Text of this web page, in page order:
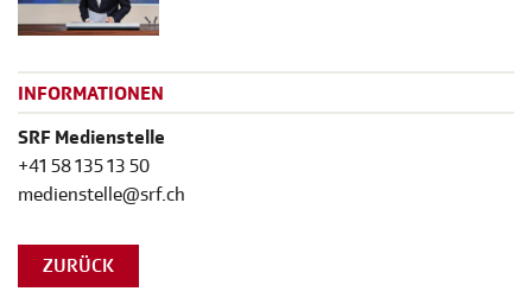
INFORMATIONEN
SRF Medienstelle
+41 58 135 13 50
medienstelle@srf.ch
ZURÜCK